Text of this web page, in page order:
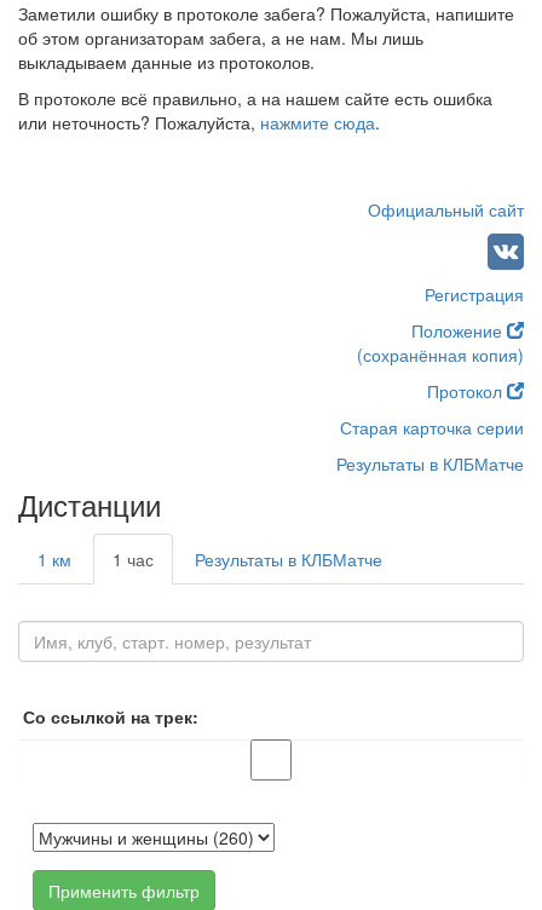
Заметили ошибку в протоколе забега? Пожалуйста, напишите
об этом организаторам забега, а не нам. Мы лишь
выкладываем данные из протоколов.
В протоколе всё правильно, а на нашем сайте есть ошибка
или неточность? Пожалуйста, нажмите сюда.
Официальный сайт
Регистрация
Положение
(сохранённая копия)
Протокол
Старая карточка серии
Результаты в КЛБМатче
Дистанции
1 км 1 час Результаты в КЛБМатче
Со ссылкой на трек:
Применить фильтр